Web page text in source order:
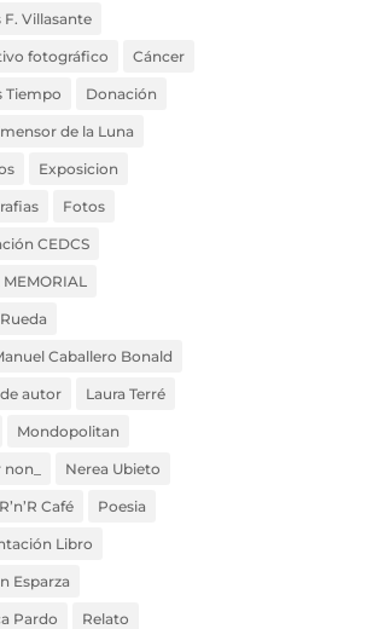
F. Villasante
fotográfico Cáncer
Tiempo Donación
de la Luna
Exposicion
Fotos
CEDCS
MEMORIAL
Caballero Bonald
autor Laura Terré
Mondopolitan
Nerea Ubieto
Café Poesia
Libro
Esparza
Pardo Relato